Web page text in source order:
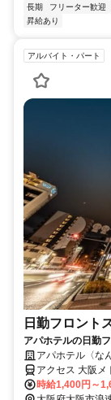
長期 フリーター歓迎
昇給あり
アルバイト・パート
日勤フロント
アパホテルの日勤
研修充実で安心ス
アパホテル〈な
アクセス 大阪メ
時給1,400円～